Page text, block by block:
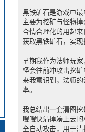
黑铁矿石是游戏中
主要为挖矿与怪物
合情合理化的用起
获取黑铁矿石，实
早期我作为法师玩
怪会往前冲攻击挖
来我意识到，法师
率。
我总结出一套清图
嗖嗖快清掉凑上去
全自动攻击，用于